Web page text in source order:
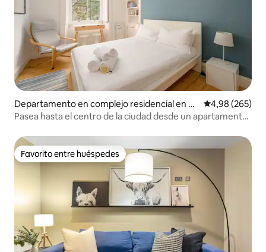
Departamento en complejo residencial en Ed
imburgo
Calificación
4,98 (265)
Pasea hasta el centro de la ciudad desde un apartamento
Favorito entre huéspedes
Favorito entre huéspedes